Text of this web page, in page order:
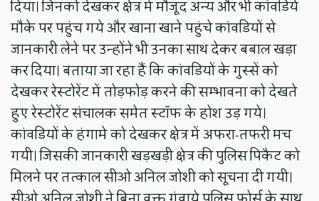
दिया। जिनको देखकर क्षेत्र में मौजूद अन्य और भी कांवडिये
मौके पर पहुंच गये और खाना खाने पहुंचे कांवडियों से
जानकारी लेने पर उन्होंने भी उनका साथ देकर बबाल खड़ा
कर दिया। बताया जा रहा हैं कि कांवडियों के गुस्सें को
देखकर रेस्टोरेंट में तोड़फोड़ करने की सम्भावना को देखते
हुए रेस्टोरेंट संचालक समेत स्टॉफ के होश उड़ गये।
कांवडियों के हंगामे को देखकर क्षेत्र में अफरा-तफरी मच
गयी। जिसकी जानकारी खड़खड़ी क्षेत्र की पुलिस पिकैट को
मिलने पर तत्काल सीओ अनिल जोशी को सूचना दी गयी।